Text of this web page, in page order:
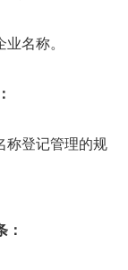
名称。
称登记管理的规
：